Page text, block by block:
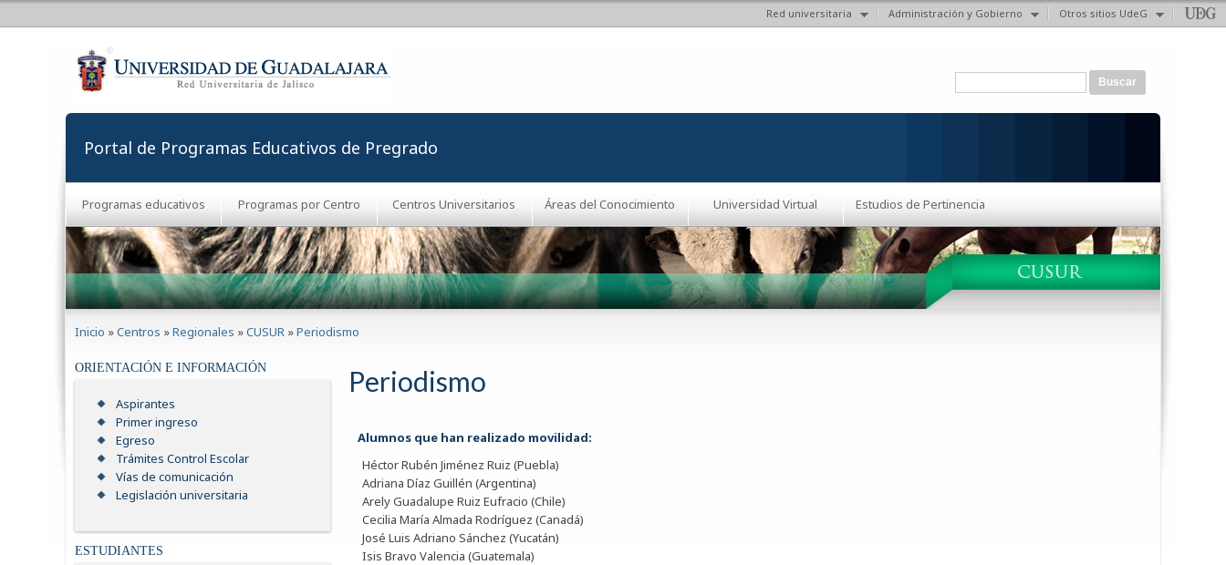
Red universitaria Administración y Gobierno Otros sitios UdeG
Formulario de búsqueda
Portal de Programas Educativos de Pregrado
Programas educativos Programas por Centro Centros Universitarios Áreas del Conocimiento Universidad Virtual Estudios de Pertinencia
Inicio »Centros »Regionales »CUSUR »Periodismo
ORIENTACIÓN E INFORMACIÓN
Aspirantes
Primer ingreso
Egreso
Trámites Control Escolar
Vías de comunicación
Legislación universitaria
ESTUDIANTES
Periodismo
Alumnos que han realizado movilidad:
Héctor Rubén Jiménez Ruiz (Puebla)
Adriana Díaz Guillén (Argentina)
Arely Guadalupe Ruiz Eufracio (Chile)
Cecilia María Almada Rodríguez (Canadá)
José Luis Adriano Sánchez (Yucatán)
Isis Bravo Valencia (Guatemala)